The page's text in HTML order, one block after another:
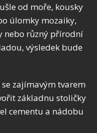
od moře, kousky
úlomky mozaiky,
nebo různý přírodní
výsledek bude
zajímavým tvarem
základnu stoličky
cementu a nádobu